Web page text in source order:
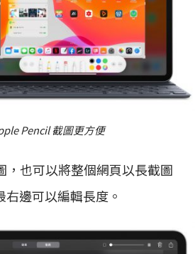
Pencil 截圖更方便
，也可以將整個網頁以長截圖
右邊可以編輯長度。